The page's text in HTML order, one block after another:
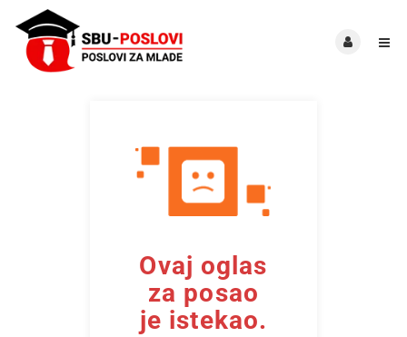
Ovaj oglas
za posao
je istekao.